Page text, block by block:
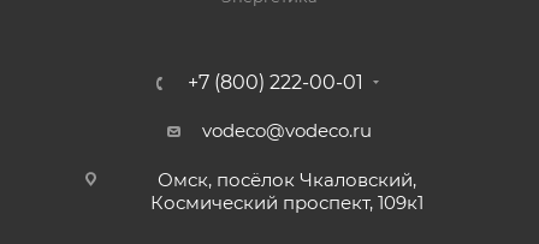
+7 (800) 222-00-01
vodeco@vodeco.ru
Омск, посёлок Чкаловский,
Космический проспект, 109к1